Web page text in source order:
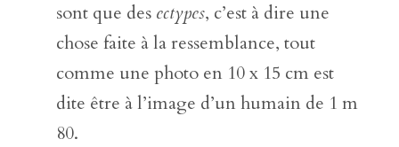
sont que des ectypes, c’est à dire une
chose faite à la ressemblance, tout
comme une photo en 10 x 15 cm est
dite être à l’image d’un humain de 1 m
80.